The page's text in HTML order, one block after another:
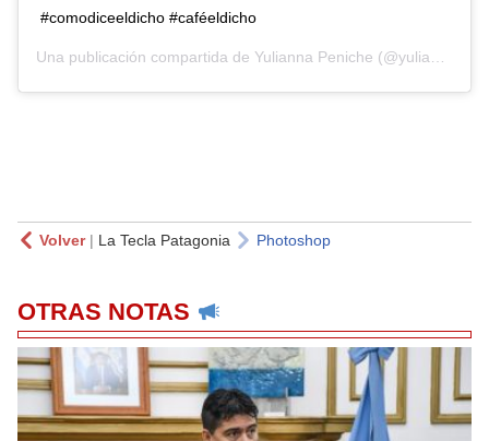
#comodiceeldicho #caféeldicho
Una publicación compartida de Yulianna Peniche (@yuliannap) el
Volver| La Tecla Patagonia Photoshop
OTRAS NOTAS